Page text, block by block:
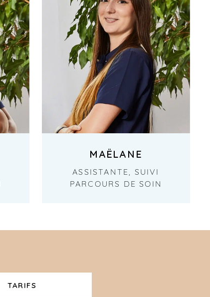
MAËLANE
ASSISTANTE, SUIVI
PARCOURS DE SOIN
TARIFS